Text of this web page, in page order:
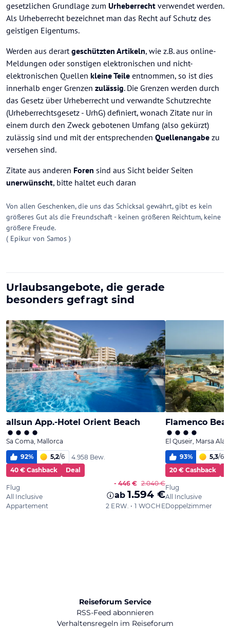
gesetzlichen Grundlage zum Urheberrecht verwendet werden.
Als Urheberrecht bezeichnet man das Recht auf Schutz des
geistigen Eigentums.
Werden aus derartgeschützten Artikeln, wie z.B. aus online-
Meldungen oder sonstigen elektronischen und nicht-
elektronischen Quellen kleine Teile entnommen, so ist dies
innerhalb enger Grenzen zulässig. Die Grenzen werden durch
das Gesetz über Urheberrecht und verwandte Schutzrechte
(Urheberrechtsgesetz - UrhG) definiert, wonach Zitate nur in
einem durch den Zweck gebotenen Umfang (also gekürzt)
zulässig sind und mit der entsprechenden Quellenangabe zu
versehen sind.
Zitate aus anderen Foren sind aus Sicht beider Seiten
unerwünscht, bitte haltet euch daran
Von allen Geschenken, die uns das Schicksal gewährt, gibt es kein
größeres Gut als die Freundschaft - keinen größeren Reichtum, keine
größere Freude.
( Epikur von Samos )
Reiseforum Service
RSS-Feed abonnieren
Verhaltensregeln im Reiseforum